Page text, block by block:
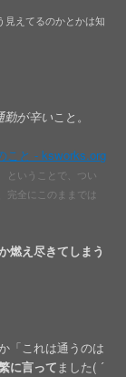
見えてるのかとかは知
勤が辛い こと。
こと - ksworks.org
ということで、つい
完全にこのままでは
燃え尽きてしまう
「これは通うのは
に言ってました( ´